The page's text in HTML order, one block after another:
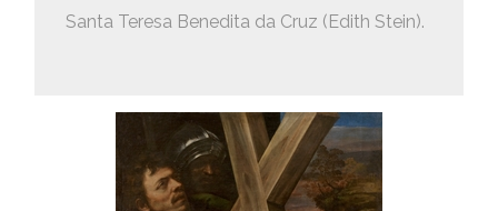
Santa Teresa Benedita da Cruz (Edith Stein).